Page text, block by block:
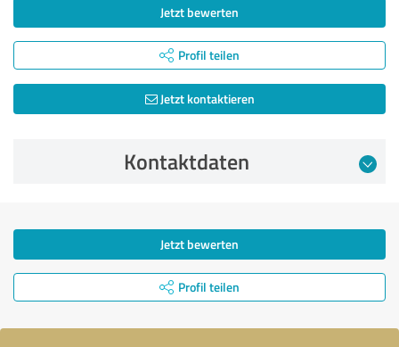
Jetzt bewerten
Profil teilen
Jetzt kontaktieren
Kontaktdaten
Jetzt bewerten
Profil teilen